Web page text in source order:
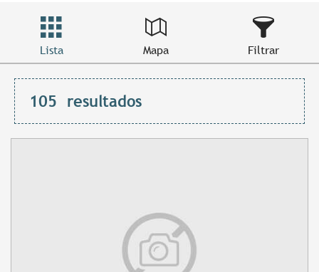
Lista Mapa Filtrar
105 resultados